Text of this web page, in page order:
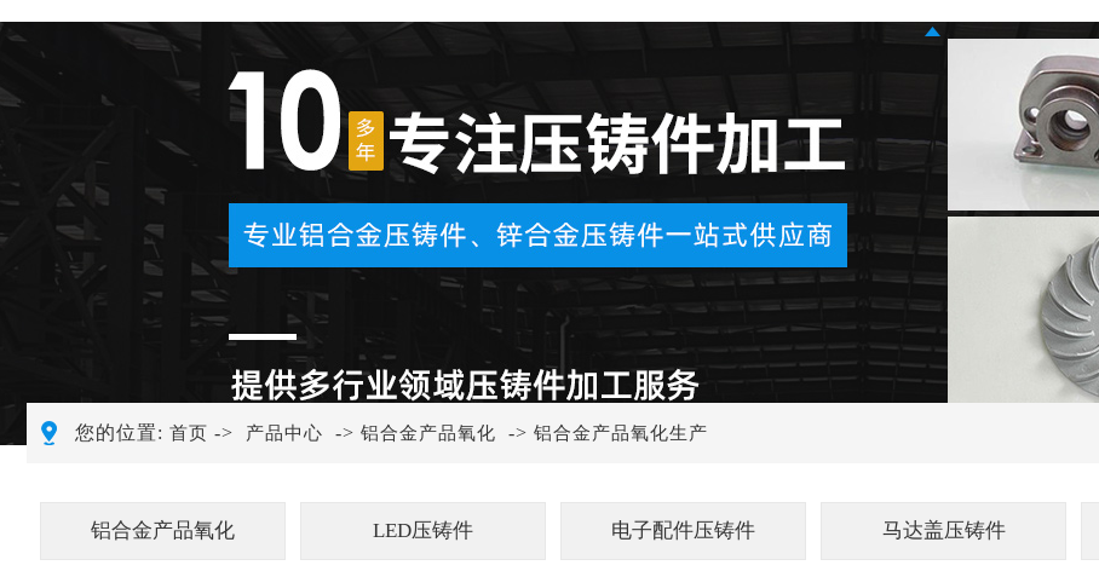
您的位置: 首页 -> 产品中心 -> 铝合金产品氧化 -> 铝合金产品氧化生产
铝合金产品氧化 LED压铸件 电子配件压铸件 马达盖压铸件